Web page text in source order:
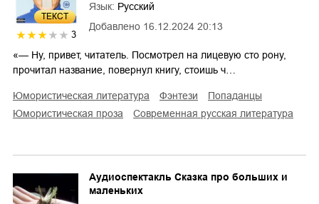
ТЕКСТ
3
Добавлено 16.12.2024 20:13
Язык: Русский
«— Ну, привет, читатель. Посмотрел на лицевую сто рону,
прочитал название, повернул книгу, стоишь ч…
юмористическая литература фэнтези
попаданцы
юмористическая проза
современная русская литература
Аудиоспектакль Сказка про больших и
маленьких